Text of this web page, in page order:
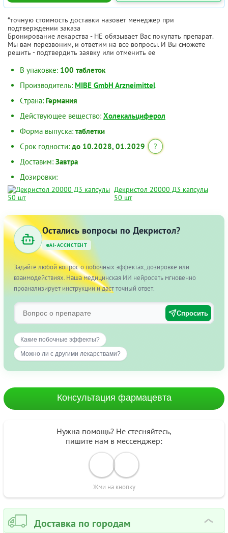
*точную стоимость доставки назовет менеджер при
подтверждении заказа
Бронирование лекарства - НЕ обязывает Вас покупать препарат.
Мы вам перезвоним, и ответим на все вопросы. И Вы сможете
решить - подтвердить заявку или отменить ее
В упаковке: 100 таблеток
Производитель: MIBE GmbH Arzneimittel
Страна: Германия
Действующее вещество: Холекальциферол
Форма выпуска: таблетки
Срок годности: до 10.2028, 01.2029
?
Доставим: Завтра
Дозировки:
Декристол 20000 Д3 капсулы
50 шт
Остались вопросы по Декристол?
AI-АССИСТЕНТ
Задайте любой вопрос о побочных эффектах, дозировке или
взаимодействиях. Наша медицинская ИИ нейросеть мгновенно
проанализирует инструкции и даст точный ответ.
Спросить
Какие побочные эффекты?
Можно ли с другими лекарствами?
Консультация фармацевта
Нужна помощь? Не стесняйтесь,
пишите нам в мессенджер:
Жми на кнопку
Доставка по городам ›